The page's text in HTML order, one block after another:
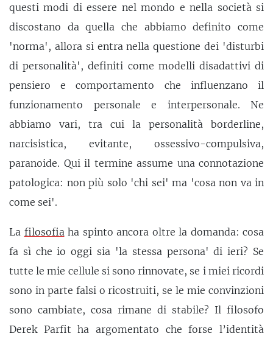
questi modi di essere nel mondo e nella società si
discostano da quella che abbiamo definito come
'norma', allora si entra nella questione dei 'disturbi
di personalità', definiti come modelli disadattivi di
pensiero e comportamento che influenzano il
funzionamento personale e interpersonale. Ne
abbiamo vari, tra cui la personalità borderline,
narcisistica, evitante, ossessivo-compulsiva,
paranoide. Qui il termine assume una connotazione
patologica: non più solo 'chi sei' ma 'cosa non va in
come sei'.
La filosofiaha spinto ancora oltre la domanda: cosa
fa sì che io oggi sia 'la stessa persona' di ieri? Se
tutte le mie cellule si sono rinnovate, se i miei ricordi
sono in parte falsi o ricostruiti, se le mie convinzioni
sono cambiate, cosa rimane di stabile? Il filosofo
Derek Parfit ha argomentato che forse l’identità